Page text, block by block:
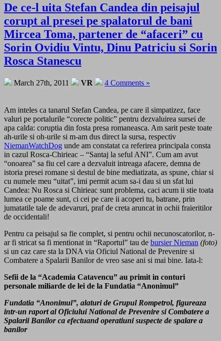
De ce-l uita Stefan Candea din peisajul
corupt al presei pe spalatorul de bani
Mircea Toma, partener de “afaceri” cu
Sorin Ovidiu Vintu, Dinu Patriciu si Sorin
Rosca Stanescu
March 27th, 2011 VR 4 Comments »
Am inteles ca tanarul Stefan Candea, pe care il simpatizez, face
valuri pe portalurile “corecte politic” pentru dezvaluirea sursei de
apa calda: coruptia din fosta presa romaneasca. Am sarit peste toate
ah-urile si oh-urile si m-am dus direct la sursa, respectiv
NiemanWatchDog unde am constatat ca referirea principala consta
in cazul Rosca-Chirieac – “Santaj la seful ANI”. Cum am avut
“onoarea” sa fiu cel care a dezvaluit intreaga afacere, demna de
istoria presei romane si destul de bine mediatizata, as spune, chiar si
cu numele meu “uitat”, imi permit acum sa-i dau si un sfat lui
Candea: Nu Rosca si Chirieac sunt problema, caci acum ii stie toata
lumea ce poame sunt, ci cei pe care ii acoperi tu, batrane, prin
jumatatile tale de adevaruri, praf de creta aruncat in ochii fraieritilor
de occidentali!
Pentru ca peisajul sa fie complet, si pentru ochii necunoscatorilor, n-
ar fi stricat sa fi mentionat in “Raportul” tau de bursier Nieman (foto)
si un caz care sta la DNA via Oficiul National de Prevenire si
Combatere a Spalarii Banilor de vreo sase ani si mai bine. Iata-l:
Sefii de la “Academia Catavencu” au primit in conturi
personale miliarde de lei de la Fundatia “Anonimul”
Fundatia “Anonimul”, alaturi de Grupul Rompetrol, figureaza
intr-un raport al Oficiului National de Prevenire si Combatere a
Spalarii Banilor ca efectuand operatiuni suspecte de spalare a
banilor